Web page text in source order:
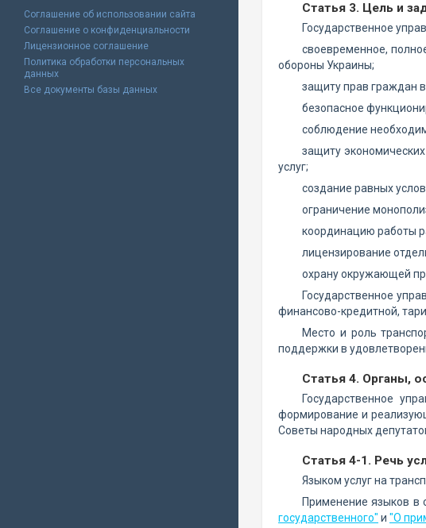
Соглашение об использовании сайта
Соглашение о конфиденциальности
Лицензионное соглашение
Политика обработки персональных
данных
Все документы базы данных
Статья 3. Цель и
Государственное
своевременное,
обороны Украины;
защиту прав граждан
безопасное
соблюдение
защиту
услуг;
создание равных
ограничение
координацию работы
лицензирование
охрану окружающей
Государственное
финансово-кредитной,
Место и роль
поддержки в
Статья 4. Органы,
Государственное
формирование и
Советы народных
Статья 4-1. Речь
Языком услуг на
Применение языков в
государственного" и "О